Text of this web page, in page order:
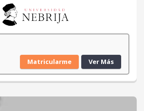
Matricularme Ver Más